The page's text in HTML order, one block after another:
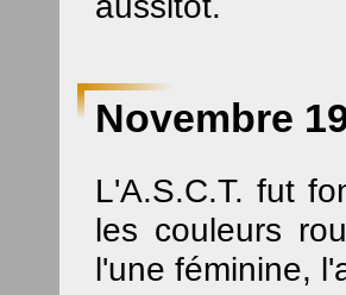
Novembre
L'A.S.C.T. fut
les couleurs
l'une féminine,